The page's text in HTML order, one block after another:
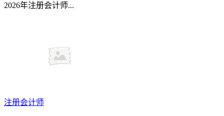
2026年注册会计师...
注册会计师